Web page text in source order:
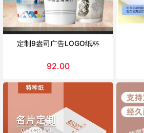
定制9盎司广告LOGO纸杯
92.00